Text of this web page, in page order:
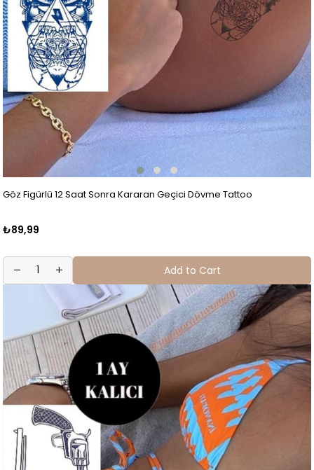
Göz Figürlü 12 Saat Sonra Kararan Geçici Dövme Tattoo
₺89,99
Add to Cart